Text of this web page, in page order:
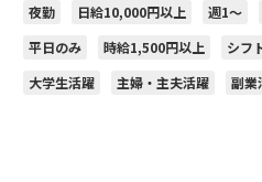
夜勤
日給10,000円以上 週1～
平日のみ
時給1,500円以上 シフ
大学生活躍
主婦・主夫活躍 副業